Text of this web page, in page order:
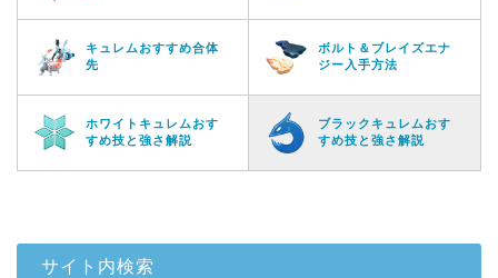
キュレムおすすめ合体
先
ボルト＆ブレイズエナ
ジー入手方法
ホワイトキュレムおす
すめ技と強さ解説
ブラックキュレムおす
すめ技と強さ解説
サイト内検索